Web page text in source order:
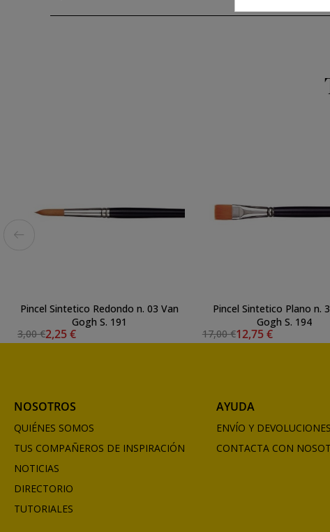
Pincel Sintetico Redondo n. 03 Van
Gogh S. 191
3,00 €2,25 €
Pincel Sintetico Plano n.
Gogh S. 194
17,00 €12,75 €
NOSOTROS
QUIÉNES SOMOS
TUS COMPAÑEROS DE INSPIRACIÓN
NOTICIAS
DIRECTORIO
TUTORIALES
AYUDA
ENVÍO Y DEVOLUCIONES
CONTACTA CON